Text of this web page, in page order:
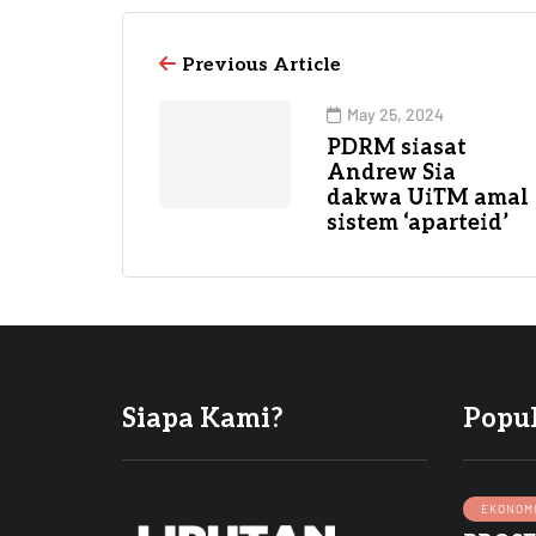
Previous Article
May 25, 2024
PDRM siasat
Andrew Sia
dakwa UiTM amal
sistem ‘aparteid’
Siapa Kami?
EKONOMI